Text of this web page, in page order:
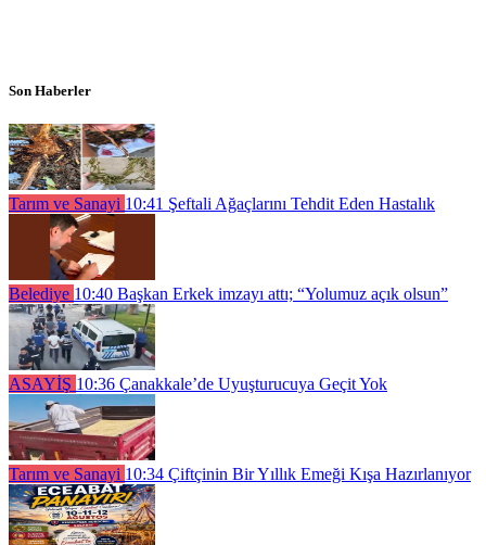
Son Haberler
Tarım ve Sanayi 10:41 Şeftali Ağaçlarını Tehdit Eden Hastalık
Belediye 10:40 Başkan Erkek imzayı attı; “Yolumuz açık olsun”
ASAYİŞ 10:36 Çanakkale’de Uyuşturucuya Geçit Yok
Tarım ve Sanayi 10:34 Çiftçinin Bir Yıllık Emeği Kışa Hazırlanıyor